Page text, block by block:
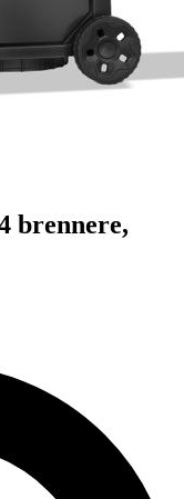
brennere,